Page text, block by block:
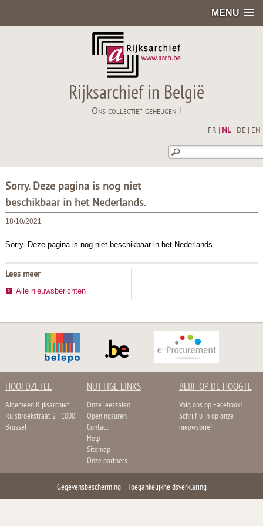
MENU
Rijksarchief in België
Ons collectief geheugen !
FR NL| DE EN
Sorry. Deze pagina is nog niet
beschikbaar in het Nederlands.
18/10/2021
Sorry. Deze pagina is nog niet beschikbaar in het Nederlands.
Lees meer
Alle nieuwsberichten
HOOFDZETEL
Algemeen Rijksarchief
Ruisbroekstraat 2 - 1000
Brussel
NUTTIGE LINKS
Onze leeszalen
Openingsuren
Contact
Help
Sitemap
Onze partners
BLIJF OP DE HOOGTE
Volg ons op Facebook!
Schrijf u in op onze
nieuwsbrief
Gegevensbescherming–Toegankelijkheidsverklaring